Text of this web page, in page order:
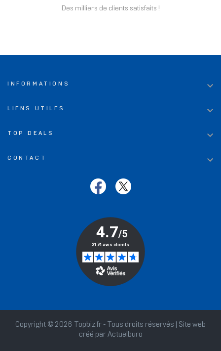
Des milliers de clients satisfaits !
INFORMATIONS 
LIENS UTILES 
TOP DEALS 
CONTACT 
Copyright © 2026 Topbiz.fr - Tous droits réservés | Site web
créé par Actuelburo